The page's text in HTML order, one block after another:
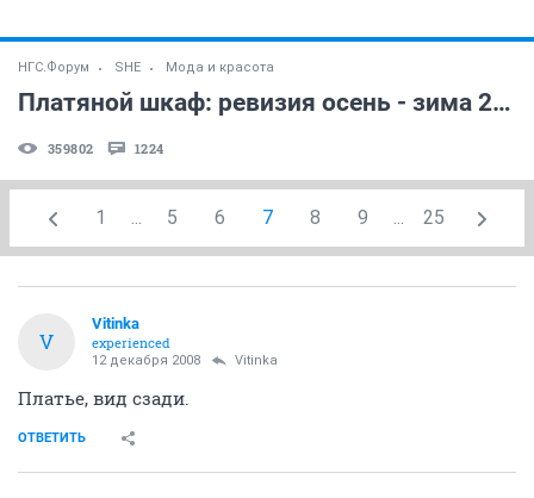
НГС.Форум SHE Мода и красота
Платяной шкаф: ревизия осень - зима 2008 ч.2
359802 1224
1 ... 5 6 7 8 9 ... 25
V
Vitinka
experienced
12 декабря 2008 Vitinka
Платье, вид сзади.
ОТВЕТИТЬ